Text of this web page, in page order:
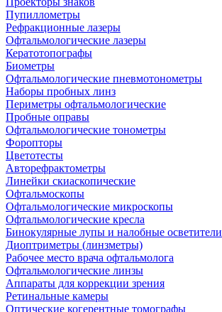
Пупиллометры
Рефракционные лазеры
Офтальмологические лазеры
Кератотопографы
Биометры
Офтальмологические пневмотонометры
Наборы пробных линз
Периметры офтальмологические
Пробные оправы
Офтальмологические тонометры
Форопторы
Цветотесты
Авторефрактометры
Линейки скиаскопические
Офтальмоскопы
Офтальмологические микроскопы
Офтальмологические кресла
Бинокулярные лупы и налобные осветители
Диоптриметры (линзметры)
Рабочее место врача офтальмолога
Офтальмологические линзы
Аппараты для коррекции зрения
Ретинальные камеры
Оптические когерентные томографы